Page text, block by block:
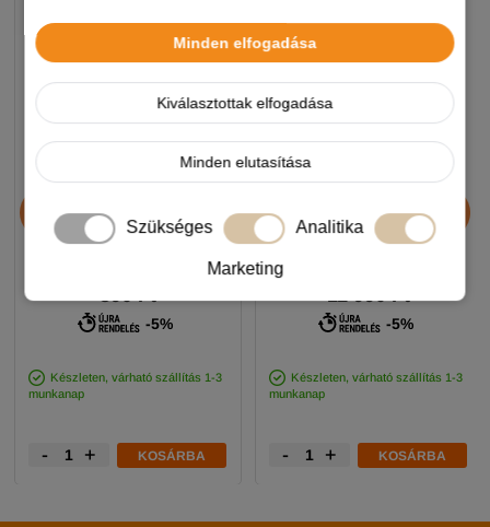
Minden elfogadása
Kiválasztottak elfogadása
Minden elutasítása
Szükséges Analitika
Marketing
jutalomfalat 25g
890 Ft
-5%
Készleten, várható szállítás 1-3
munkanap
- + KOSÁRBA
Balance Lamb & Pumpkin
17+1kg
11 990 Ft
-5%
Készleten, várható szállítás 1-3
munkanap
- + KOSÁRBA